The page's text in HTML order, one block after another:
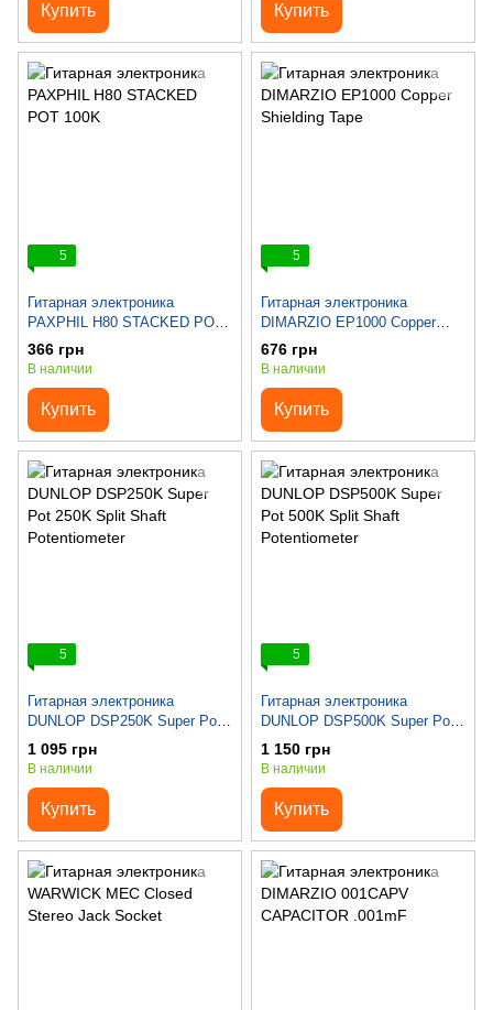
Купить Купить
5
Гитарная электроника
PAXPHIL H80 STACKED POT
100K
366 грн
В наличии
Купить
5
Гитарная электроника
DIMARZIO EP1000 Copper
Shielding Tape
676 грн
В наличии
Купить
5
Гитарная электроника
DUNLOP DSP250K Super Pot
250K Split Shaft Potentiometer
1 095 грн
В наличии
Купить
5
Гитарная электроника
DUNLOP DSP500K Super Pot
500K Split Shaft Potentiometer
1 150 грн
В наличии
Купить